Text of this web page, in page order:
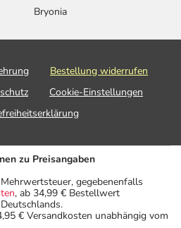
Bryonia
Bestellung widerrufen
Cookie-Einstellungen
zu Preisangaben
gegebenenfalls
, ab 34,99 € Bestellwert
€ Versandkosten unabhängig vom